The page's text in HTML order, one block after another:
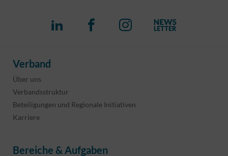
Verband
Über uns
Verbandsstruktur
Beteiligungen und Regionale Initiativen
Karriere
Bereiche & Aufgaben